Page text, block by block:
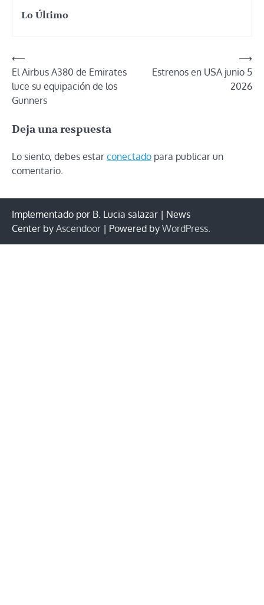
Lo Último
Navegación
de
entradas
⟵
El Airbus A380 de Emirates
luce su equipación de los
Gunners
Estrenos en USA junio 5
2026
⟶
Deja una respuesta
Lo siento, debes estar conectado para publicar un
comentario.
Implementado por B. Lucia salazar | News
Center by Ascendoor | Powered by WordPress